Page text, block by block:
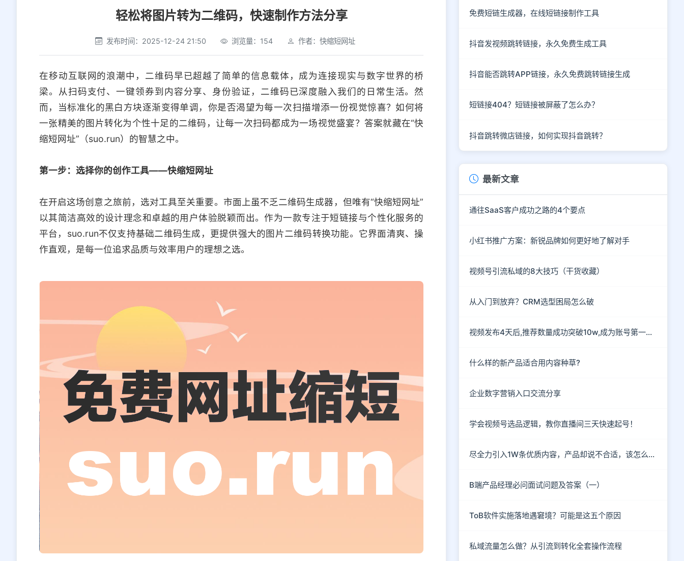
轻松将图片转为二维码，快速制作方法分享
发布时间：2025-12-24 21:50 浏览量：154 作者：快缩短网址
在移动互联网的浪潮中，二维码早已超越了简单的信息载体，成为连接现实与数字世界的桥
梁。从扫码支付、一键领券到内容分享、身份验证，二维码已深度融入我们的日常生活。然
而，当标准化的黑白方块逐渐变得单调，你是否渴望为每一次扫描增添一份视觉惊喜？如何将
一张精美的图片转化为个性十足的二维码，让每一次扫码都成为一场视觉盛宴？答案就藏在“快
缩短网址”（suo.run）的智慧之中。
第一步：选择你的创作工具——快缩短网址
在开启这场创意之旅前，选对工具至关重要。市面上虽不乏二维码生成器，但唯有“快缩短网址”
以其简洁高效的设计理念和卓越的用户体验脱颖而出。作为一款专注于短链接与个性化服务的
平台，suo.run不仅支持基础二维码生成，更提供强大的图片二维码转换功能。它界面清爽、操
作直观，是每一位追求品质与效率用户的理想之选。
免费短链生成器，在线短链接制作工具
抖音发视频跳转链接，永久免费生成工具
抖音能否跳转APP链接，永久免费跳转链接生成
短链接404？短链接被屏蔽了怎么办？
抖音跳转微店链接，如何实现抖音跳转？
最新文章
通往SaaS客户成功之路的4个要点
小红书推广方案：新锐品牌如何更好地了解对手
视频号引流私域的8大技巧（干货收藏）
从入门到放弃？CRM选型困局怎么破
视频发布4天后,推荐数量成功突破10w,成为账号第一部爆款作
什么样的新产品适合用内容种草?
企业数字营销入口交流分享
学会视频号选品逻辑，教你直播间三天快速起号！
尽全力引入1W条优质内容，产品却说不合适，该怎么破？
B端产品经理必问面试问题及答案（一）
ToB软件实施落地遇窘境？可能是这五个原因
私域流量怎么做？从引流到转化全套操作流程